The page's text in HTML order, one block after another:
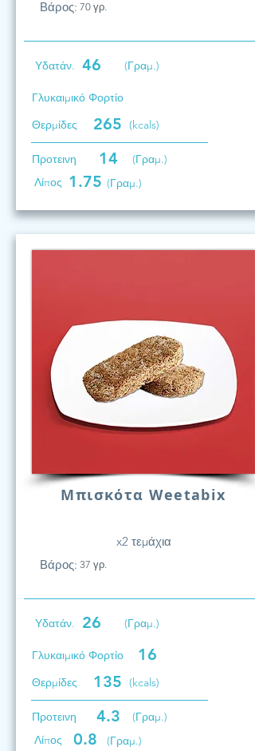
Βάρος: 70 γρ.
Υδατάν. 46 (Γραμ.)
Γλυκαιμικό Φορτίο
Θερμίδες
265 (kcals)
Προτεινη 14
(Γραμ.)
Λίπος 1.75 (Γραμ.)
Μπισκότα Weetabix
x2 τεμάχια
Βάρος: 37 γρ.
Υδατάν. 26 (Γραμ.)
Γλυκαιμικό Φορτίο 16
Θερμίδες 135 (kcals)
Προτεινη 4.3
(Γραμ.)
Λίπος
0.8 (Γραμ.)